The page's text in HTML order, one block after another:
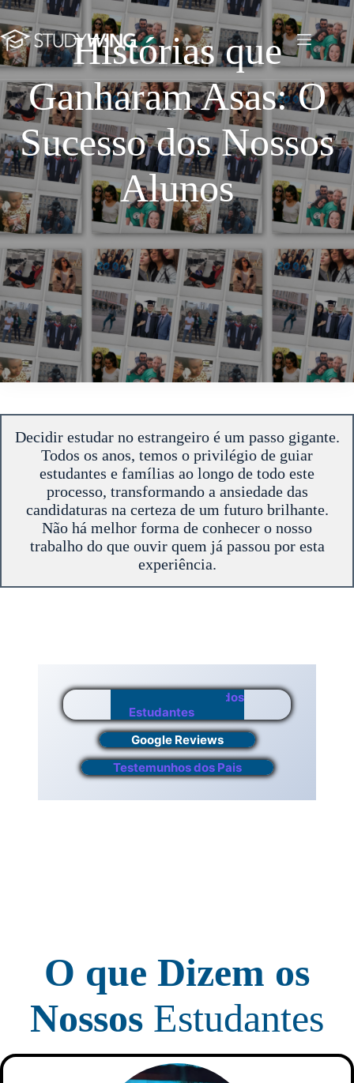
Pular
para
o
conteúdo
Testemunhos Histórias que
Ganharam Asas: O
Sucesso dos Nossos
Alunos
Decidir estudar no estrangeiro é um passo gigante.
Todos os anos, temos o privilégio de guiar
estudantes e famílias ao longo de todo este
processo, transformando a ansiedade das
candidaturas na certeza de um futuro brilhante.
Não há melhor forma de conhecer o nosso
trabalho do que ouvir quem já passou por esta
experiência.
Testemunhos dos
Estudantes
Google Reviews
Testemunhos dos Pais
O que Dizem os
Nossos Estudantes